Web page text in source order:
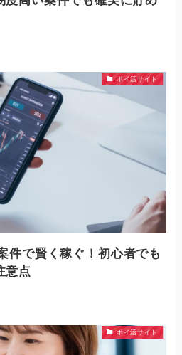
ポイ活サイト
件で賢く稼ぐ！初心者でも
意点
ポイ活サイト